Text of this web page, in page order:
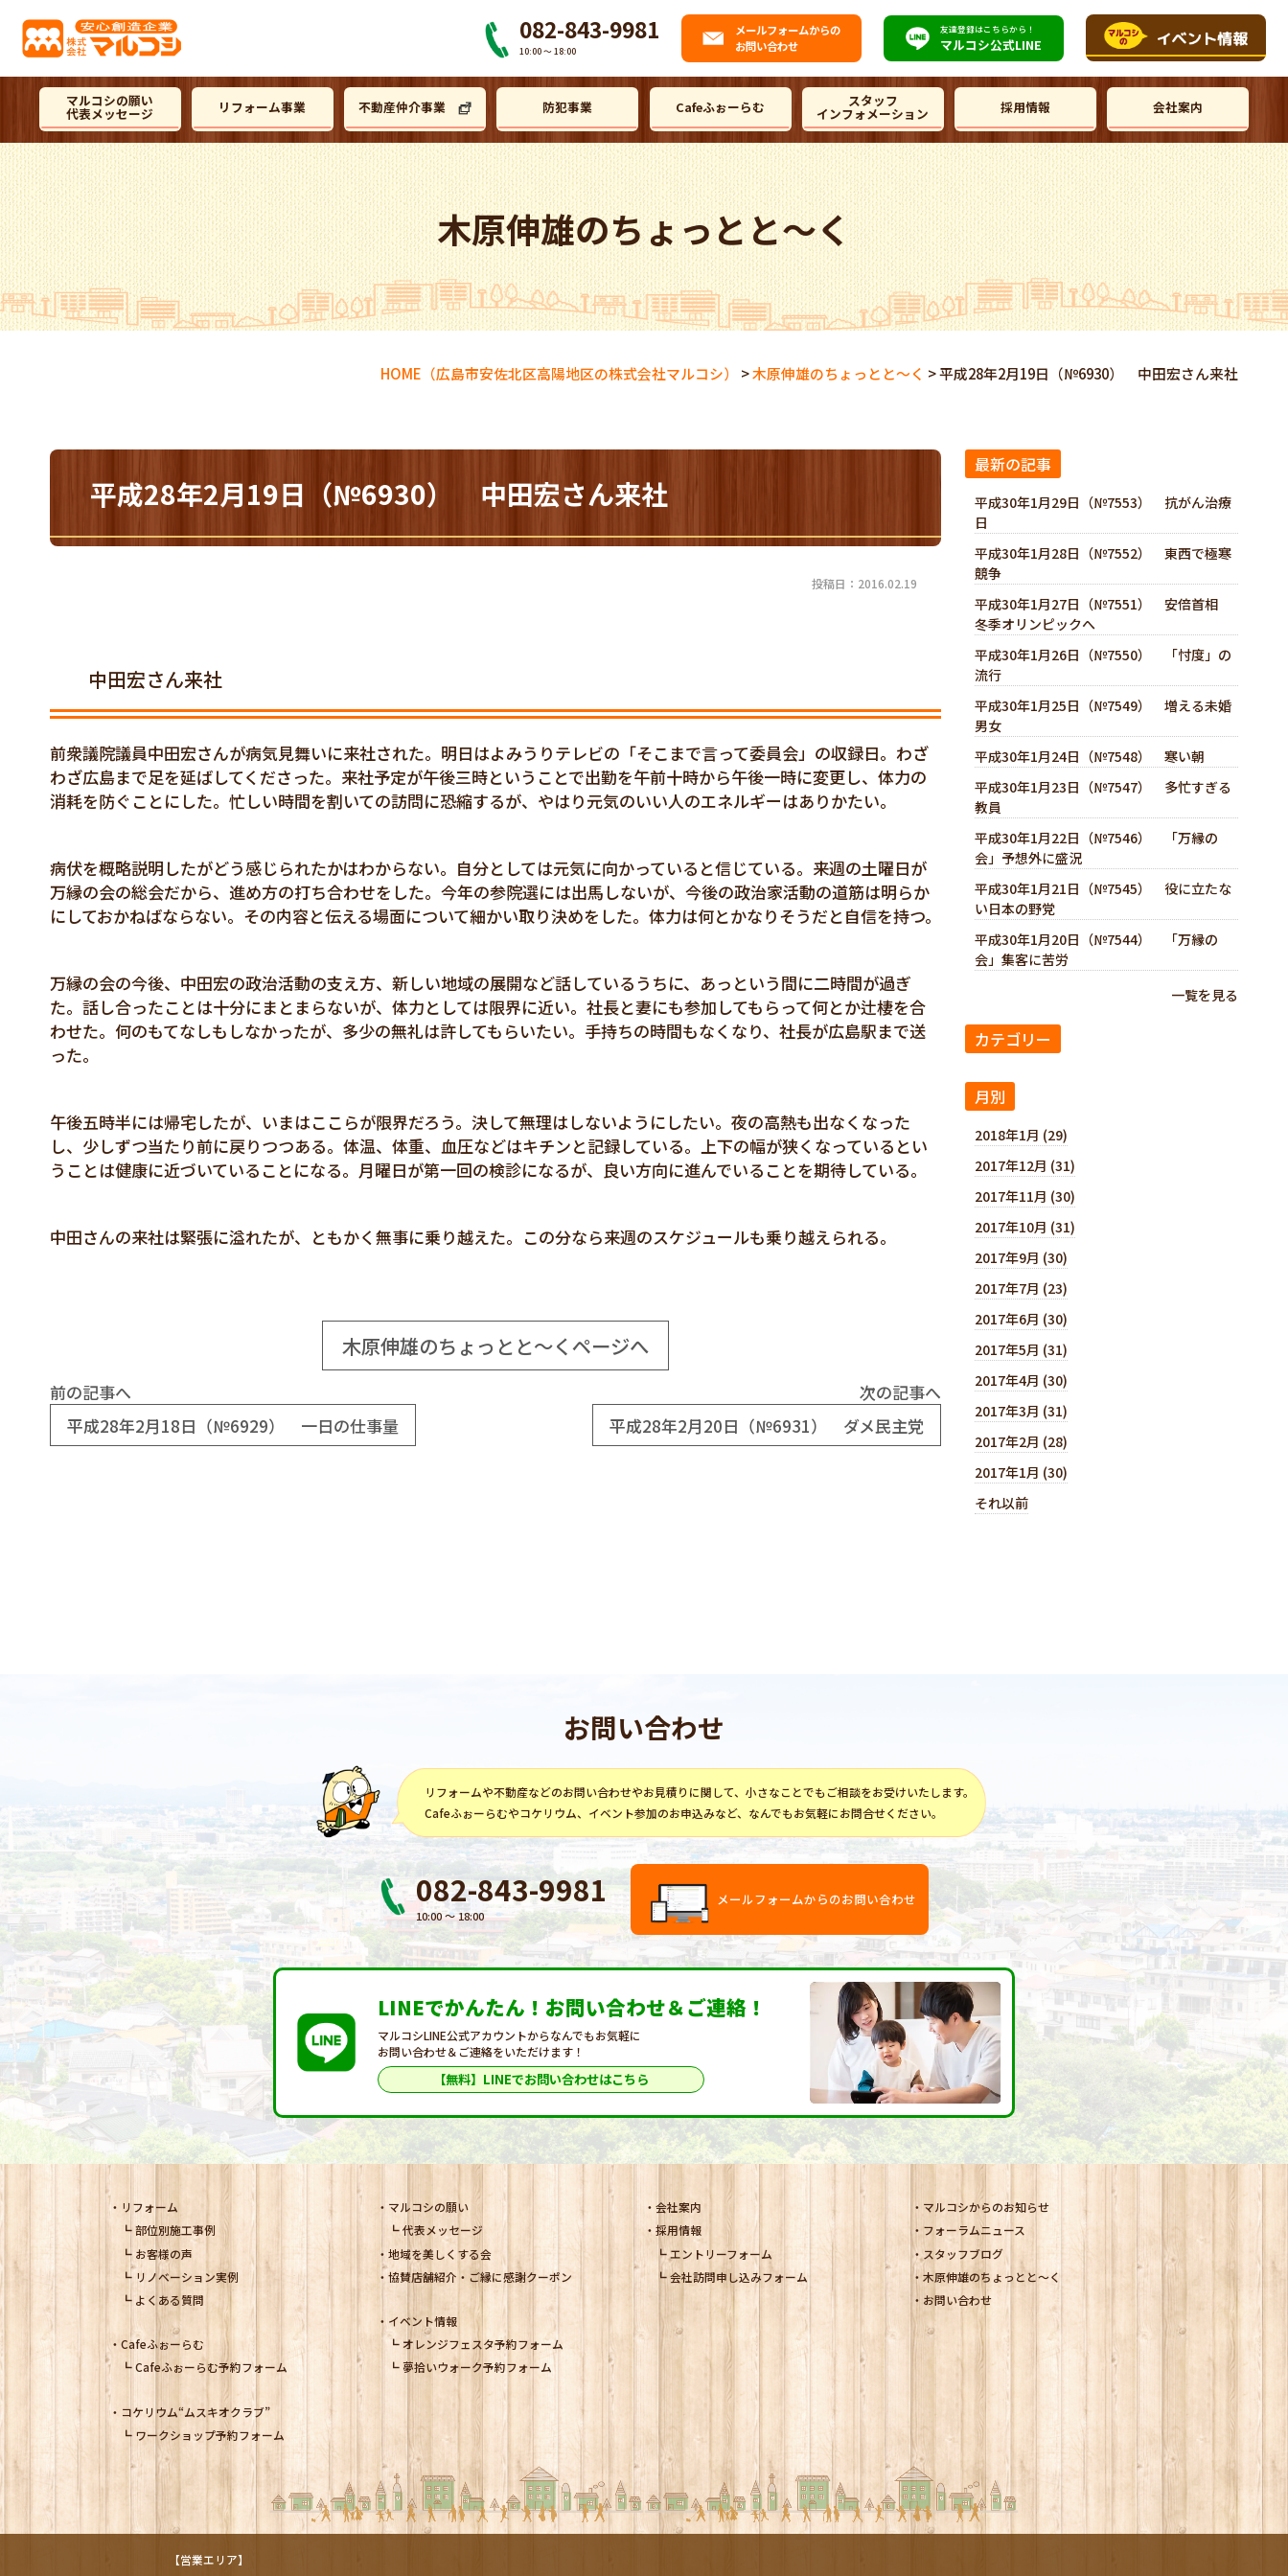
082-843-9981
10:00 〜 18:00
メールフォームからの
お問い合わせ
友達登録はこちらから！
マルコシ公式LINE
マルコシの願い
代表メッセージ リフォーム事業 不動産仲介事業 防犯事業 Cafeふぉーらむ スタッフ
インフォメーション 採用情報 会社案内
木原伸雄のちょっとと～く
HOME （広島市安佐北区高陽地区の株式会社マルコシ） >木原伸雄のちょっとと～く >平成28年2月19日（№6930） 中田宏さん来社
平成28年2月19日（№6930） 中田宏さん来社
投稿日：2016.02.19
中田宏さん来社
前衆議院議員中田宏さんが病気見舞いに来社された。明日はよみうりテレビの「そこまで言って委員会」の収録日。わざ
わざ広島まで足を延ばしてくださった。来社予定が午後三時ということで出勤を午前十時から午後一時に変更し、体力の
消耗を防ぐことにした。忙しい時間を割いての訪問に恐縮するが、やはり元気のいい人のエネルギーはありかたい。
病伏を概略説明したがどう感じられたかはわからない。自分としては元気に向かっていると信じている。来週の土曜日が
万縁の会の総会だから、進め方の打ち合わせをした。今年の参院選には出馬しないが、今後の政治家活動の道筋は明らか
にしておかねばならない。その内容と伝える場面について細かい取り決めをした。体力は何とかなりそうだと自信を持つ。
万縁の会の今後、中田宏の政治活動の支え方、新しい地域の展開など話しているうちに、あっという間に二時間が過ぎ
た。話し合ったことは十分にまとまらないが、体力としては限界に近い。社長と妻にも参加してもらって何とか辻棲を合
わせた。何のもてなしもしなかったが、多少の無礼は許してもらいたい。手持ちの時間もなくなり、社長が広島駅まで送
った。
午後五時半には帰宅したが、いまはここらが限界だろう。決して無理はしないようにしたい。夜の高熱も出なくなった
し、少しずつ当たり前に戻りつつある。体温、体重、血圧などはキチンと記録している。上下の幅が狭くなっているとい
うことは健康に近づいていることになる。月曜日が第一回の検診になるが、良い方向に進んでいることを期待している。
中田さんの来社は緊張に溢れたが、ともかく無事に乗り越えた。この分なら来週のスケジュールも乗り越えられる。
木原伸雄のちょっとと～くページへ
前の記事へ
平成28年2月18日（№6929） 一日の仕事量
次の記事へ
平成28年2月20日（№6931） ダメ民主党
最新の記事
平成30年1月29日（№7553） 抗がん治療
日
平成30年1月28日（№7552） 東西で極寒
競争
平成30年1月27日（№7551） 安倍首相
冬季オリンピックへ
平成30年1月26日（№7550） 「忖度」の
流行
平成30年1月25日（№7549） 増える未婚
男女
平成30年1月24日（№7548） 寒い朝
平成30年1月23日（№7547） 多忙すぎる
教員
平成30年1月22日（№7546） 「万縁の
会」予想外に盛況
平成30年1月21日（№7545） 役に立たな
い日本の野党
平成30年1月20日（№7544） 「万縁の
会」集客に苦労
一覧を見る
カテゴリー
月別
2018年1月 (29)
2017年12月 (31)
2017年11月 (30)
2017年10月 (31)
2017年9月 (30)
2017年7月 (23)
2017年6月 (30)
2017年5月 (31)
2017年4月 (30)
2017年3月 (31)
2017年2月 (28)
2017年1月 (30)
それ以前
お問い合わせ
リフォームや不動産などのお問い合わせやお見積りに関して、小さなことでもご相談をお受けいたします。
Cafeふぉーらむやコケリウム、イベント参加のお申込みなど、なんでもお気軽にお問合せください。
082-843-9981
10:00 〜 18:00
メールフォームからのお問い合わせ
LINEでかんたん！ お問い合わせ＆ご連絡！
マルコシLINE公式アカウントからなんでもお気軽に
お問い合わせ＆ご連絡をいただけます！
【無料】LINEでお問い合わせはこちら
リフォーム
部位別施工事例
お客様の声
リノベーション実例
よくある質問
Cafeふぉーらむ
Cafeふぉーらむ予約フォーム
コケリウム“ムスキオクラブ”
ワークショップ予約フォーム
マルコシの願い
代表メッセージ
地域を美しくする会
協賛店舗紹介・ご縁に感謝クーポン
イベント情報
オレンジフェスタ予約フォーム
夢拾いウォーク予約フォーム
会社案内
採用情報
エントリーフォーム
会社訪問申し込みフォーム
マルコシからのお知らせ
フォーラムニュース
スタッフブログ
木原伸雄のちょっとと～く
お問い合わせ
【営業エリア】